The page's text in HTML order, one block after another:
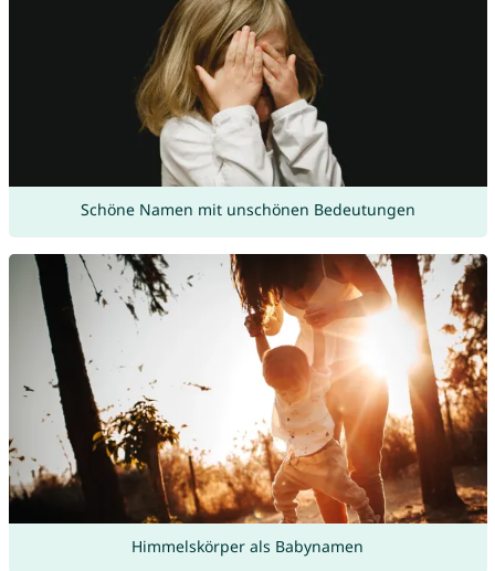
Schöne Namen mit unschönen Bedeutungen
Himmelskörper als Babynamen